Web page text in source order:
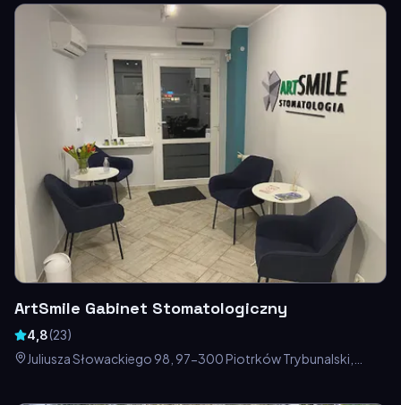
ArtSmile Gabinet Stomatologiczny
4,8(23)
Juliusza Słowackiego 98, 97-300 Piotrków Trybunalski,